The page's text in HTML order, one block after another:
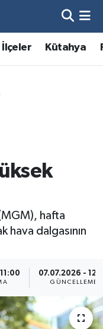
İlçeler Kütahya
hafta
hava dalgasının
07.07.2026 -
GÜNCELLEME